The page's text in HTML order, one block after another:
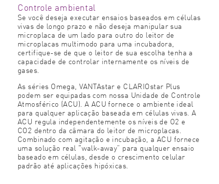
Controle ambiental
Se você deseja executar ensaios baseados em células
vivas de longo prazo e não deseja manipular sua
microplaca de um lado para outro do leitor de
microplacas multimodo para uma incubadora,
certifique-se de que o leitor de sua escolha tenha a
capacidade de controlar internamente os níveis de
gases.
As séries Omega, VANTAstar e CLARIOstar Plus
podem ser equipadas com nossa Unidade de Controle
Atmosférico (ACU). A ACU fornece o ambiente ideal
para qualquer aplicação baseada em células vivas. A
ACU regula independentemente os níveis de O2 e
CO2 dentro da câmara do leitor de microplacas.
Combinado com agitação e incubação, a ACU fornece
uma solução real “walk-away” para qualquer ensaio
baseado em células, desde o crescimento celular
padrão até aplicações hipóxicas.